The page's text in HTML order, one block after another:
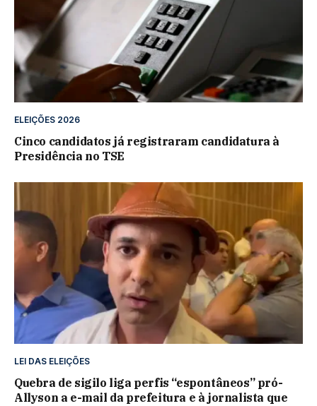
ELEIÇÕES 2026
Cinco candidatos já registraram candidatura à
Presidência no TSE
LEI DAS ELEIÇÕES
Quebra de sigilo liga perfis “espontâneos” pró-
Allyson a e-mail da prefeitura e à jornalista que